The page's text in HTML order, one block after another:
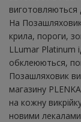
виготовляються
На
крила, пороги,
LLumar Platinum
обклеюються,
Позашляховик
магазину
на кожну
новими